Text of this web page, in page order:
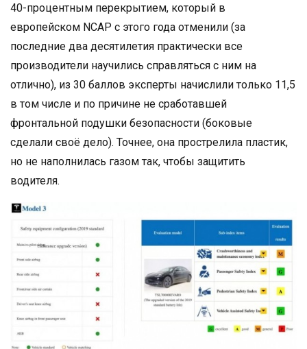
40-процентным перекрытием, который в
европейском NCAP с этого года отменили (за
последние два десятилетия практически все
производители научились справляться с ним на
отлично), из 30 баллов эксперты начислили только 11,5
в том числе и по причине не сработавшей
фронтальной подушки безопасности (боковые
сделали своё дело). Точнее, она прострелила пластик,
но не наполнилась газом так, чтобы защитить
водителя.